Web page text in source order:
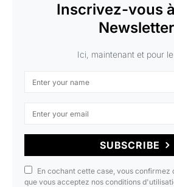
Inscrivez-vous
Newsletter
Ici, maintenant et pour le
SUBSCRIBE
En cochant cette case, vous confirmez
que vous acceptez nos conditions